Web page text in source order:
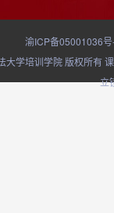
渝ICP备05001036
学培训学院 版权所有
立